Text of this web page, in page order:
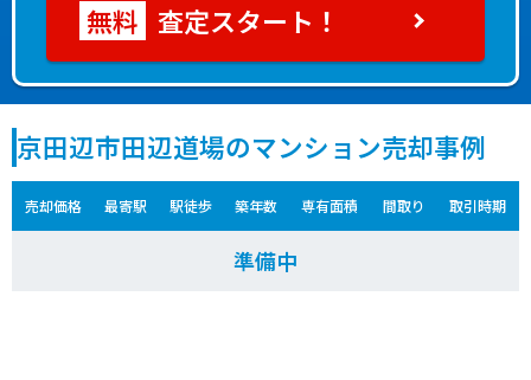
査定スタート！
京田辺市田辺道場のマンション売却事例
売却価格 最寄駅 駅徒歩 築年数 専有面積 間取り 取引時期
準備中